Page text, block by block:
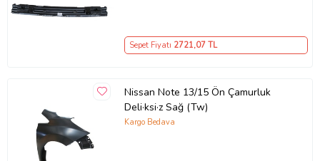
Sepet Fiyatı 2721,07 TL
Nissan Note 13/15 Ön Çamurluk
Deli·ksi·z Sağ (Tw)
Kargo Bedava